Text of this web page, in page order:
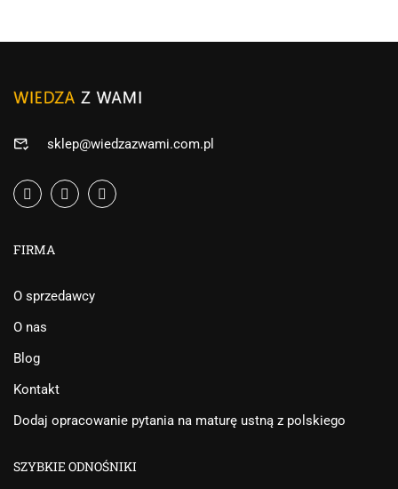
sklep@wiedzazwami.com.pl
FIRMA
O sprzedawcy
O nas
Blog
Kontakt
Dodaj opracowanie pytania na maturę ustną z polskiego
SZYBKIE ODNOŚNIKI